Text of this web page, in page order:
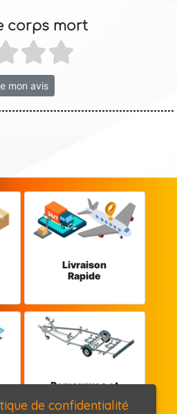
corps mort
mon avis
Livraison
Rapide
Remorques et
de confidentialité